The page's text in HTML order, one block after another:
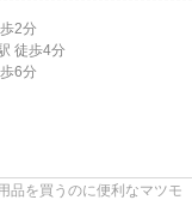
2分
徒歩4分
6分
品を買うのに便利なマツモ